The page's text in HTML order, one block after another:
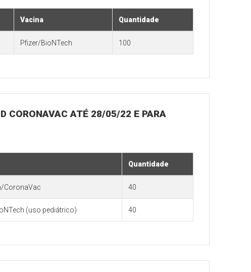
Vacina Quantidade
Pfizer/BioNTech 100
CORONAVAC ATÉ 28/05/22 E PARA
Quantidade
CoronaVac 40
(uso pediátrico) 40